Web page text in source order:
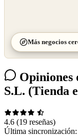
Más negocios
Opiniones
S.L. (Tienda
4.6 (19 reseñas)
Última sincronización: